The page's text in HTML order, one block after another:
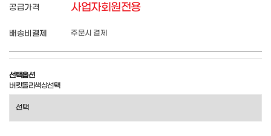
공급가격 사업자회원전용
배송비결제 주문시 결제
선택옵션
버킷돌리색상선택